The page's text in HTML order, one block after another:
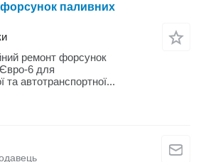
форсунок паливних
ремонт форсунок
6 для
та автотранспортної...